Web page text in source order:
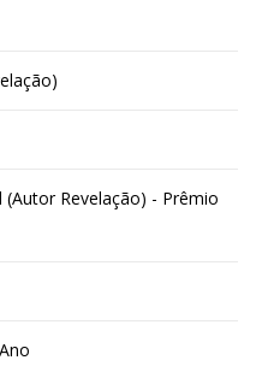
Revelação) - Prêmio